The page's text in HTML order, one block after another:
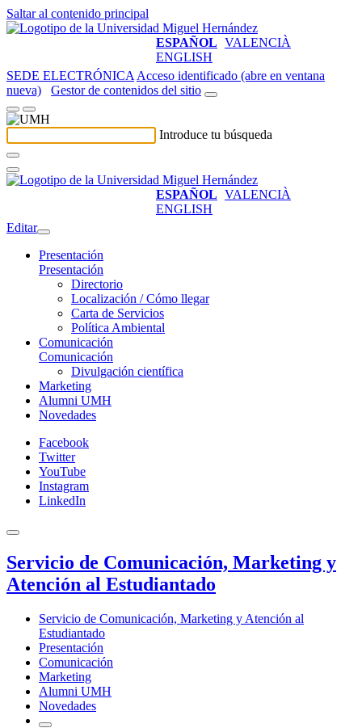
Saltar al contenido principal
ESPAÑOL VALENCIÀ
ENGLISH
SEDE ELECTRÓNICA Acceso identificado (abre en ventana
nueva)
Gestor de contenidos del sitio
Introduce tu búsqueda
ESPAÑOL VALENCIÀ
ENGLISH
Editar
Presentación
Presentación
Directorio
Localización / Cómo llegar
Carta de Servicios
Política Ambiental
Comunicación
Comunicación
Divulgación científica
Marketing
Alumni UMH
Novedades
Facebook
Twitter
YouTube
Instagram
LinkedIn
Servicio de Comunicación, Marketing y
Atención al Estudiantado
Servicio de Comunicación, Marketing y Atención al
Estudiantado
Presentación
Comunicación
Marketing
Alumni UMH
Novedades